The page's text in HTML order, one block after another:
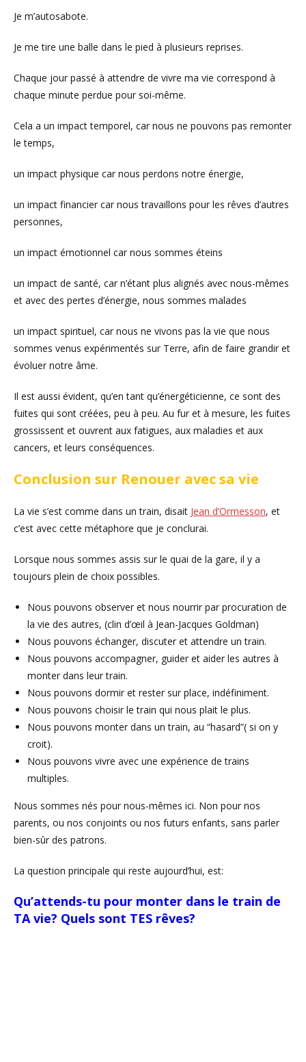
Je m’autosabote.
Je me tire une balle dans le pied à plusieurs reprises.
Chaque jour passé à attendre de vivre ma vie correspond à
chaque minute perdue pour soi-même.
Cela a un impact temporel, car nous ne pouvons pas remonter
le temps,
un impact physique car nous perdons notre énergie,
un impact financier car nous travaillons pour les rêves d’autres
personnes,
un impact émotionnel car nous sommes éteins
un impact de santé, car n’étant plus alignés avec nous-mêmes
et avec des pertes d’énergie, nous sommes malades
un impact spirituel, car nous ne vivons pas la vie que nous
sommes venus expérimentés sur Terre, afin de faire grandir et
évoluer notre âme.
Il est aussi évident, qu’en tant qu’énergéticienne, ce sont des
fuites qui sont créées, peu à peu. Au fur et à mesure, les fuites
grossissent et ouvrent aux fatigues, aux maladies et aux
cancers, et leurs conséquences.
Conclusion sur Renouer avec sa vie
La vie s’est comme dans un train, disait Jean d’Ormesson, et
c’est avec cette métaphore que je conclurai.
Lorsque nous sommes assis sur le quai de la gare, il y a
toujours plein de choix possibles.
Nous pouvons observer et nous nourrir par procuration de
la vie des autres, (clin d’œil à Jean-Jacques Goldman)
Nous pouvons échanger, discuter et attendre un train.
Nous pouvons accompagner, guider et aider les autres à
monter dans leur train.
Nous pouvons dormir et rester sur place, indéfiniment.
Nous pouvons choisir le train qui nous plait le plus.
Nous pouvons monter dans un train, au “hasard”( si on y
croit).
Nous pouvons vivre avec une expérience de trains
multiples.
Nous sommes nés pour nous-mêmes ici. Non pour nos
parents, ou nos conjoints ou nos futurs enfants, sans parler
bien-sûr des patrons.
La question principale qui reste aujourd’hui, est:
Qu’attends-tu pour monter dans le train de
TA vie? Quels sont TES rêves?